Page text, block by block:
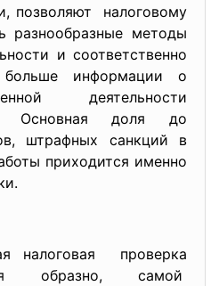
позволяют налоговому
разнообразные методы
и соответственно
больше информации о
деятельности
Основная доля до
штрафных санкций в
приходится именно
налоговая проверка
образно, самой